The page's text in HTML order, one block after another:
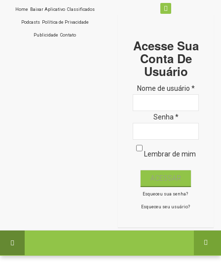
Home Baixar Aplicativo Classificados
Podcasts Política de Privacidade
Publicidade Contato
Acesse Sua
Conta De
Usuário
Nome de usuário *
Senha *
Lembrar de mim
Esqueceu sua senha?
Esqueceu seu usuário?